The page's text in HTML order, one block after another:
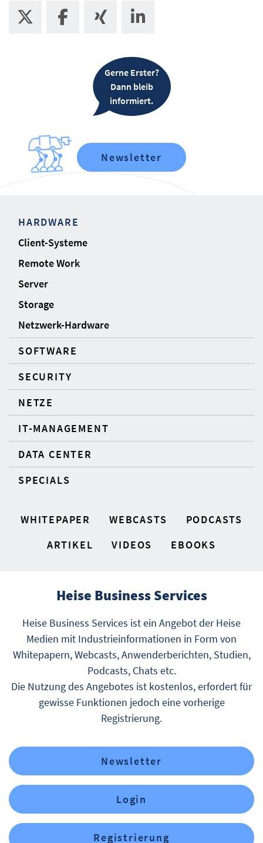
Gerne Erster?
Dann bleib
informiert.
Newsletter
HARDWARE
Client-Systeme
Remote Work
Server
Storage
Netzwerk-Hardware
SOFTWARE
SECURITY
NETZE
IT-MANAGEMENT
DATA CENTER
SPECIALS
WHITEPAPER WEBCASTS
PODCASTS
ARTIKEL
VIDEOS EBOOKS
Heise Business Services
Heise Business Services ist ein Angebot der Heise
Medien mit Industrieinformationen in Form von
Whitepapern, Webcasts, Anwenderberichten, Studien,
Podcasts, Chats etc.
Die Nutzung des Angebotes ist kostenlos, erfordert für
gewisse Funktionen jedoch eine vorherige
Registrierung.
Newsletter
Login
Registrierung